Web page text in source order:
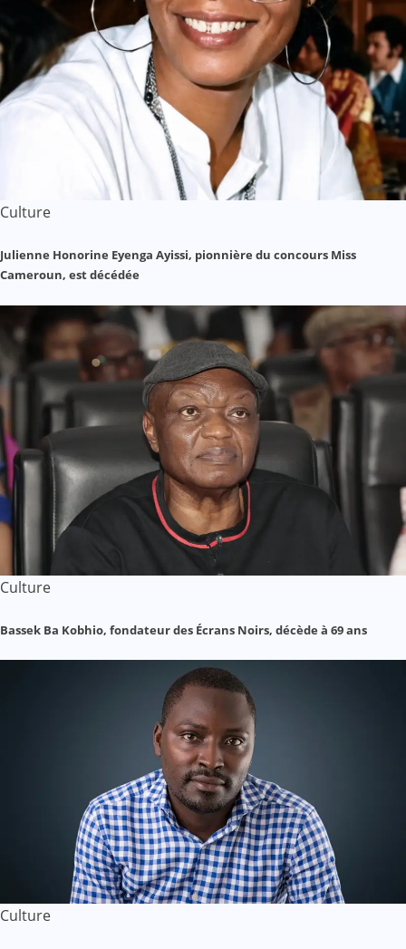
Culture
Julienne Honorine Eyenga Ayissi, pionnière du concours Miss
Cameroun, est décédée
Culture
Bassek Ba Kobhio, fondateur des Écrans Noirs, décède à 69 ans
Culture